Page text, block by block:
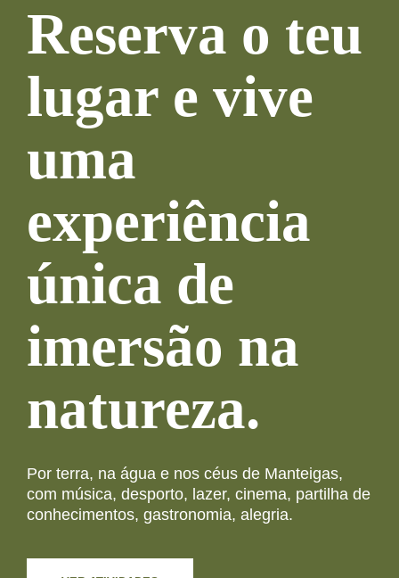
Reserva o teu
lugar e vive
uma
experiência
única de
imersão na
natureza.
Por terra, na água e nos céus de Manteigas,
com música, desporto, lazer, cinema, partilha de
conhecimentos, gastronomia, alegria.